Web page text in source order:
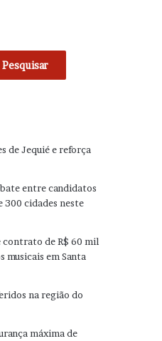
Pesquisar
de Jequié e reforça
entre candidatos
300 cidades neste
de R$ 60 mil
musicais em Santa
na região do
máxima de